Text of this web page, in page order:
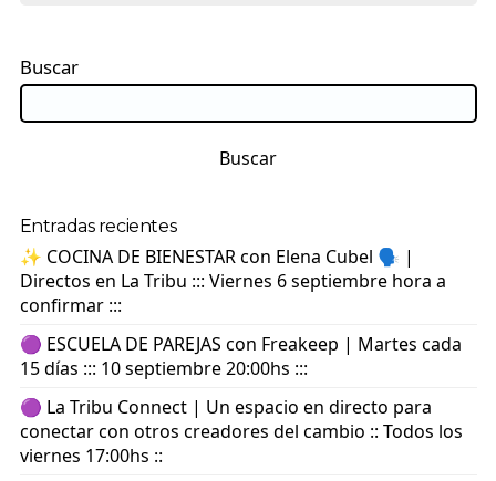
Buscar
Buscar
Entradas recientes
✨ COCINA DE BIENESTAR con Elena Cubel 🗣️ |
Directos en La Tribu ::: Viernes 6 septiembre hora a
confirmar :::
🟣 ESCUELA DE PAREJAS con Freakeep | Martes cada
15 días ::: 10 septiembre 20:00hs :::
🟣 La Tribu Connect | Un espacio en directo para
conectar con otros creadores del cambio :: Todos los
viernes 17:00hs ::